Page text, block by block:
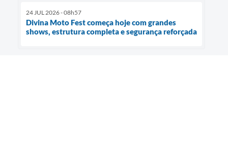
24 JUL 2026 - 08h57
Divina Moto Fest começa hoje com grandes
shows, estrutura completa e segurança reforçada